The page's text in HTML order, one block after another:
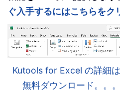
ぐ入手するにはこちらをク
Kutools for Excel の詳細は
無料ダウンロード。。。